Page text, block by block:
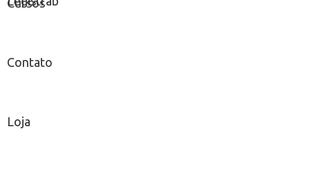
Cursos
Contato
Loja